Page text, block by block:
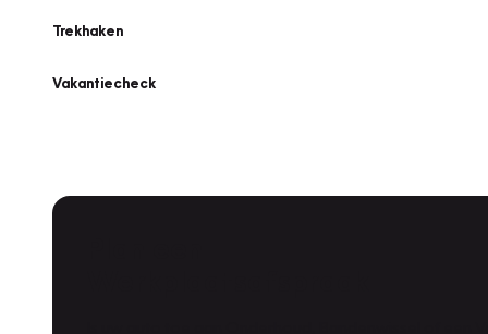
Trekhaken
Vakantiecheck